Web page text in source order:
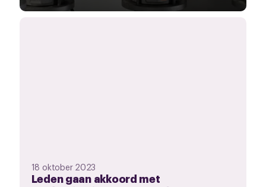
18 oktober 2023
Leden gaan akkoord met